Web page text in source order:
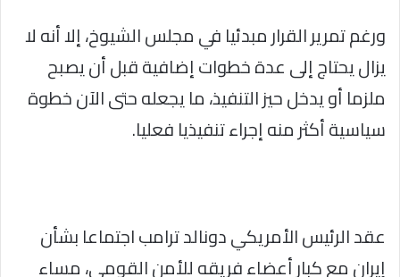
ورغم تمرير القرار مبدئيا في مجلس الشيوخ، إلا أنه لا
يزال يحتاج إلى عدة خطوات إضافية قبل أن يصبح
ملزما أو يدخل حيز التنفيذ، ما يجعله حتى الآن خطوة
سياسية أكثر منه إجراء تنفيذيا فعليا.
عقد الرئيس الأمريكي دونالد ترامب اجتماعا بشأن
إيران مع كبار أعضاء فريقه للأمن القومي، مساء